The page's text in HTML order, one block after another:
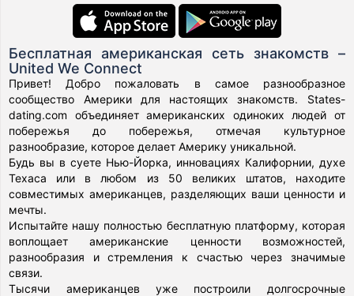
Бесплатная американская сеть знакомств –
United We Connect
Привет! Добро пожаловать в самое разнообразное
сообщество Америки для настоящих знакомств. States-
dating.com объединяет американских одиноких людей от
побережья до побережья, отмечая культурное
разнообразие, которое делает Америку уникальной.
Будь вы в суете Нью-Йорка, инновациях Калифорнии, духе
Техаса или в любом из 50 великих штатов, находите
совместимых американцев, разделяющих ваши ценности и
мечты.
Испытайте нашу полностью бесплатную платформу, которая
воплощает американские ценности возможностей,
разнообразия и стремления к счастью через значимые
связи.
Тысячи американцев уже построили долгосрочные